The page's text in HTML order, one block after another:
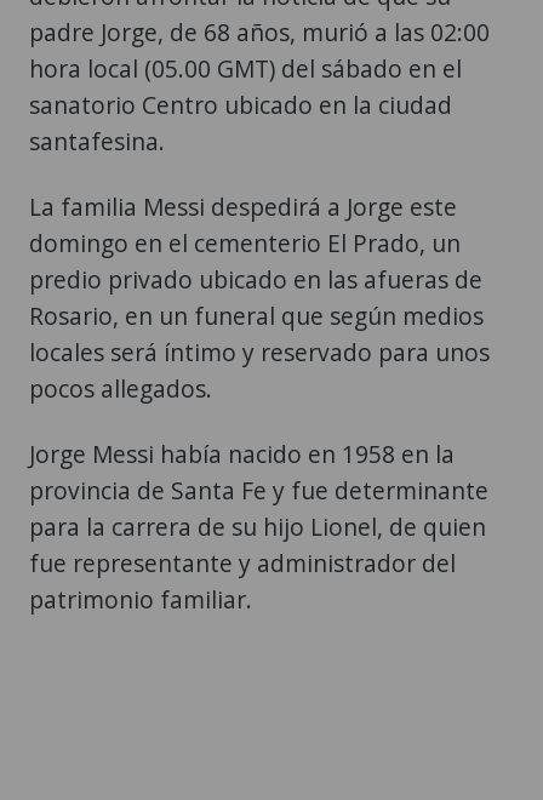
padre Jorge, de 68 años, murió a las 02:00
hora local (05.00 GMT) del sábado en el
sanatorio Centro ubicado en la ciudad
santafesina.
La familia Messi despedirá a Jorge este
domingo en el cementerio El Prado, un
predio privado ubicado en las afueras de
Rosario, en un funeral que según medios
locales será íntimo y reservado para unos
pocos allegados.
Jorge Messi había nacido en 1958 en la
provincia de Santa Fe y fue determinante
para la carrera de su hijo Lionel, de quien
fue representante y administrador del
patrimonio familiar.